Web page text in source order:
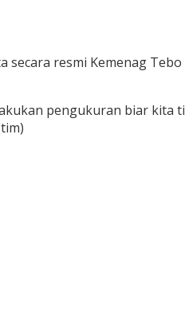
secara resmi Kemenag
pengukuran biar kita